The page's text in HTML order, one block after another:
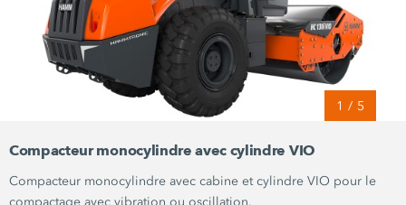
1 / 5
Compacteur monocylindre avec cylindre VIO
Compacteur monocylindre avec cabine etcylindre VIO pour le
compactage avec vibration ou oscillation.